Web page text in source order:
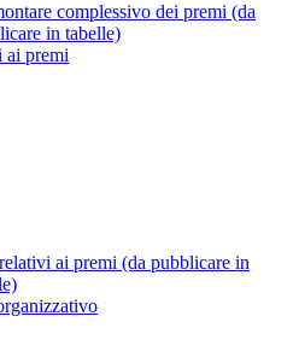
complessivo dei premi (da
in tabelle)
ai premi
ai premi (da pubblicare in